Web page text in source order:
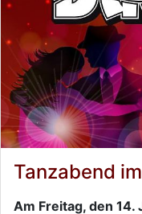
Tanzabend
Am Freitag, den